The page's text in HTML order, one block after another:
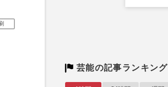
芸能の記事ランキング